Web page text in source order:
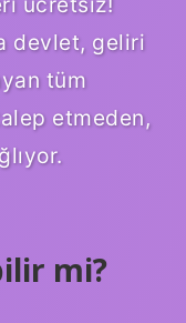
devlet, geliri
tüm
etmeden,
mi?